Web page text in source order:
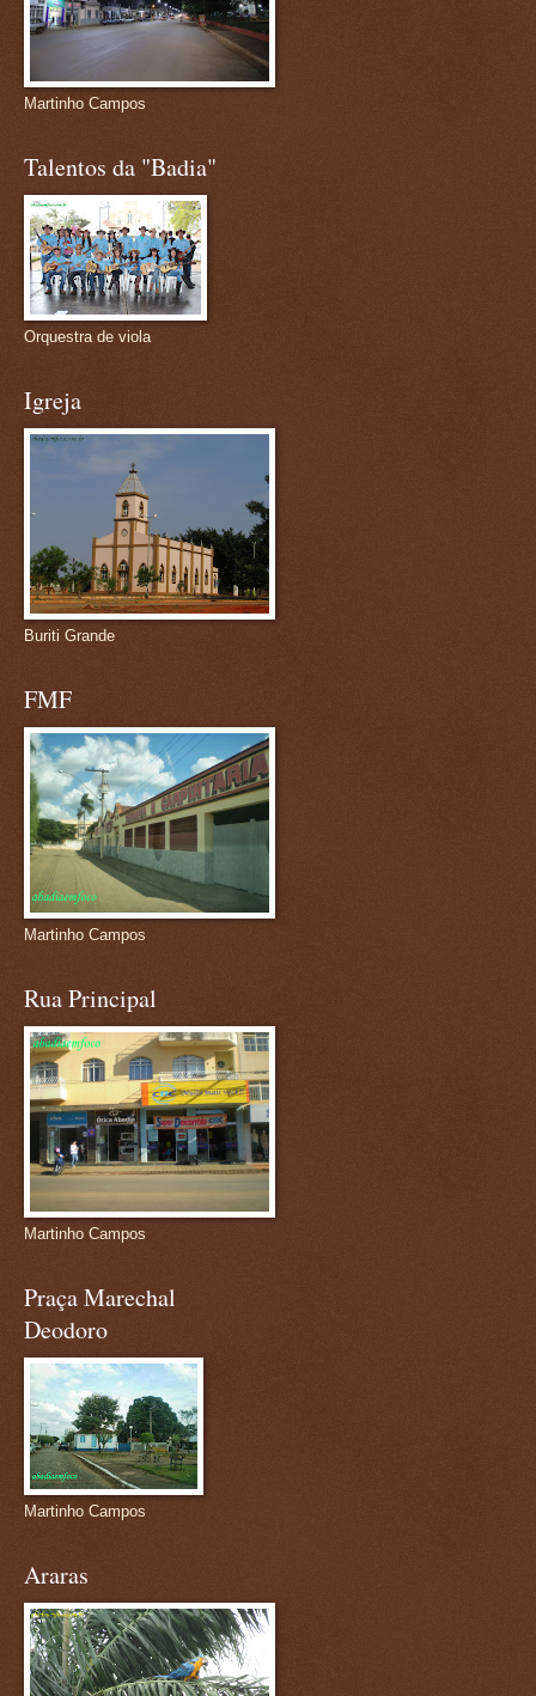
Martinho Campos
Talentos da "Badia"
Orquestra de viola
Igreja
Buriti Grande
FMF
Martinho Campos
Rua Principal
Martinho Campos
Praça Marechal
Deodoro
Martinho Campos
Araras